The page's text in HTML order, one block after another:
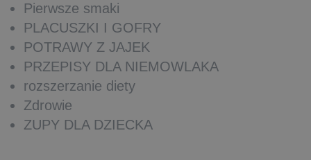
Pierwsze smaki
PLACUSZKI I GOFRY
POTRAWY Z JAJEK
PRZEPISY DLA NIEMOWLAKA
rozszerzanie diety
Zdrowie
ZUPY DLA DZIECKA